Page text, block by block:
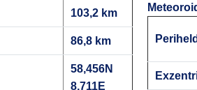
103,2 km
86,8 km
58,456N
8,711E